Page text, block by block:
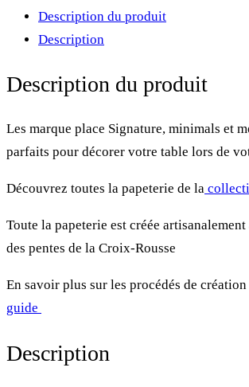
SignatureDescription du produit
Description
Description du produit
Les marque place Signature, minimals et
parfaits pour décorer votre table lors de
Découvrez toutes la papeterie de la
Toute la papeterie est créée
des pentes de la Croix-Rousse
En savoir plus sur les procédés de création
guide
Description